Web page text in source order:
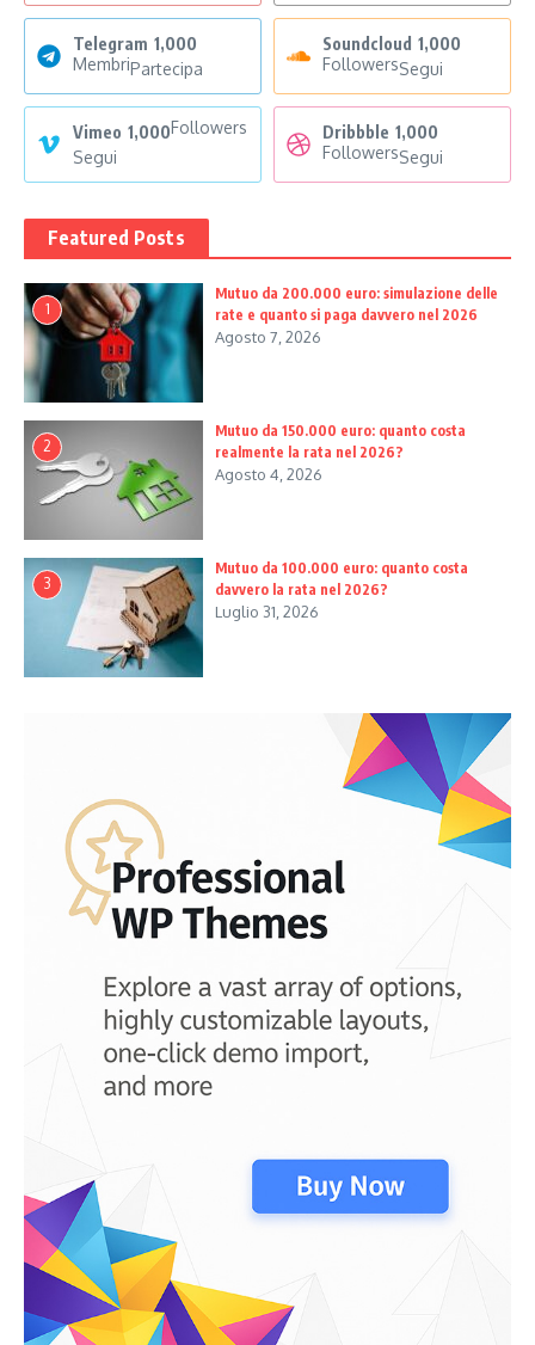
Telegram 1,000
MembriPartecipa
Soundcloud 1,000
FollowersSegui
Vimeo 1,000Followers
Segui
Dribbble 1,000
FollowersSegui
Featured Posts
1
Mutuo da 200.000 euro: simulazione delle
rate e quanto si paga davvero nel 2026
Agosto 7, 2026
2
Mutuo da 150.000 euro: quanto costa
realmente la rata nel 2026?
Agosto 4, 2026
3
Mutuo da 100.000 euro: quanto costa
davvero la rata nel 2026?
Luglio 31, 2026